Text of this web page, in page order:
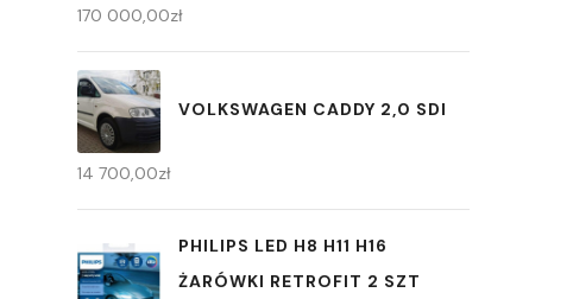
170 000,00zł
VOLKSWAGEN CADDY 2,0 SDI
14 700,00zł
PHILIPS LED H8 H11 H16
ŻARÓWKI RETROFIT 2 SZT